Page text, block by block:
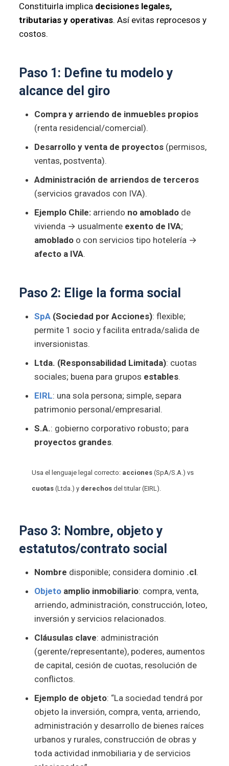
Constituirla implica decisiones legales,
tributarias y operativas. Así evitas reprocesos y
costos.
Paso 1: Define tu modeloy
alcance del giro
Compra y arriendo de inmuebles propios
(renta residencial/comercial).
Desarrollo y venta de proyectos(permisos,
ventas, postventa).
Administración de arriendos de terceros
(servicios gravados con IVA).
Ejemplo Chile:arriendo no amobladode
vivienda → usualmente exento de IVA;
amobladoo con servicios tipo hotelería →
afecto a IVA.
Paso 2: Elige la forma social
SpA(Sociedad por Acciones): flexible;
permite 1 socio y facilita entrada/salida de
inversionistas.
Ltda. (Responsabilidad Limitada): cuotas
sociales; buena para grupos estables.
EIRL: una sola persona; simple, separa
patrimonio personal/empresarial.
S.A.: gobierno corporativo robusto; para
proyectos grandes.
Usa el lenguaje legal correcto: acciones(SpA/S.A.) vs
cuotas(Ltda.) y derechosdel titular (EIRL).
Paso 3: Nombre, objetoy
estatutos/contrato social
Nombre disponible; considera dominio .cl.
Objetoamplio inmobiliario: compra, venta,
arriendo, administración, construcción, loteo,
inversión y servicios relacionados.
Cláusulas clave: administración
(gerente/representante), poderes, aumentos
de capital, cesión de cuotas, resolución de
conflictos.
Ejemplo de objeto: “La sociedad tendrá por
objeto la inversión, compra, venta, arriendo,
administración y desarrollo de bienes raíces
urbanos y rurales, construcción de obras y
toda actividad inmobiliaria y de servicios